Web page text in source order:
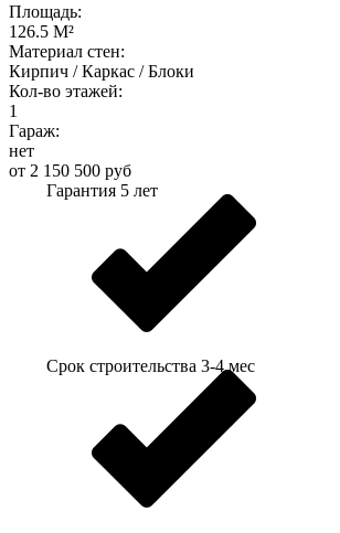
Площадь:
126.5 М²
Материал стен:
Кирпич / Каркас / Блоки
Кол-во этажей:
1
Гараж:
нет
от 2 150 500 руб
Гарантия 5 лет
Срок строительства 3-4 мес